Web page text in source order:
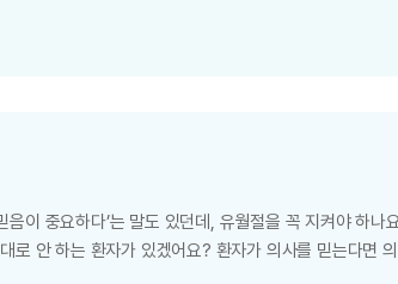
제님 말씀대로예요. 하지만 12월 25일은 태양신의 탄
이 중요하다’는 말도 있던데, 유월절을 꼭 지켜야 하나
안 하는 환자가 있겠어요? 환자가 의사를 믿는다면
께서 지키라 하신 죄 사함의 법도를 따르는 것이 당연한